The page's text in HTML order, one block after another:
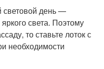
световой день —
света. Поэтому
то ставьте лоток с
необходимости